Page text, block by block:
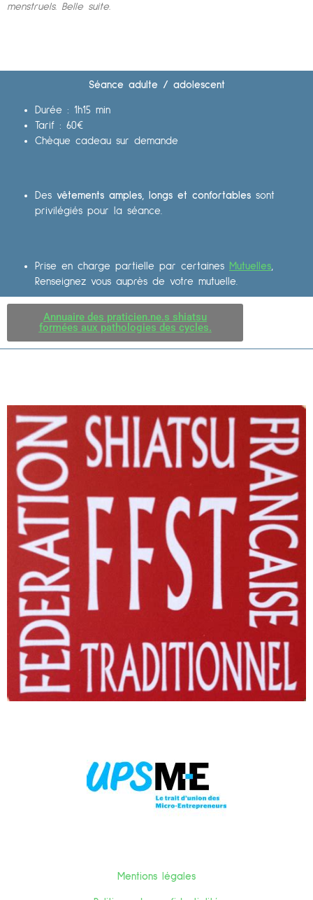
menstruels. Belle suite.
Séance adulte / adolescent
Durée : 1h15 min
Tarif : 60€
Chèque cadeau sur demande
Des vêtements amples, longs et confortables sont
privilégiés pour la séance.
Prise en charge partielle par certaines Mutuelles
Renseignez vous auprès de votre mutuelle.
Annuaire des praticien.ne.s shiatsu
formées aux pathologies des cycles.
Mentions légales